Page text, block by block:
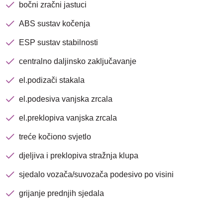
bočni zračni jastuci
ABS sustav kočenja
ESP sustav stabilnosti
centralno daljinsko zaključavanje
el.podizači stakala
el.podesiva vanjska zrcala
el.preklopiva vanjska zrcala
treće kočiono svjetlo
djeljiva i preklopiva stražnja klupa
sjedalo vozača/suvozača podesivo po visini
grijanje prednjih sjedala
Nova lokacija - Slavonska